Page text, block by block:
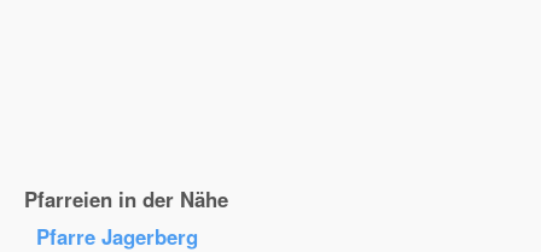
Pfarreien in der Nähe
Pfarre Jagerberg